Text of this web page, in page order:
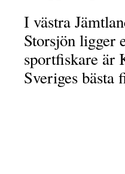
I västra
Storsjön ligger
sportfiskare är
Sveriges bästa